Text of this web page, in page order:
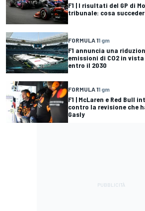
F1 | I risultati del GP di
tribunale: cosa
FORMULA 11 gm
F1 annuncia una
emissioni di CO2 in
entro il 2030
FORMULA 11 gm
F1 | McLaren e Red Bull
contro la revisione che
Gasly